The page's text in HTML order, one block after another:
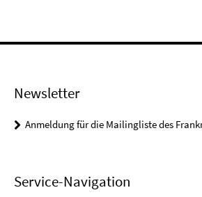
Newsletter
Anmeldung für die Mailingliste des
Service-Navigation